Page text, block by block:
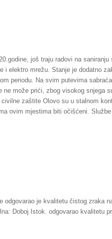
još traju radovi na
i elektro mrežu. Stanje je dodatno
periodu. Na svim putevima
ne može prići, zbog visokog snjega
zaštite Olovo su u stalnom
ovim mjestima biti očišćeni.
odgovarao je kvalitetu čistog zraka
Doboj Istok. odgovarao kvalitetu